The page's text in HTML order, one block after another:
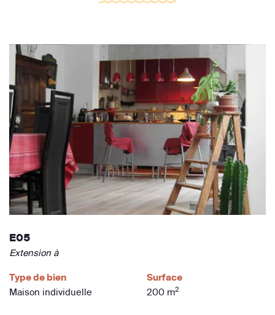
E05
Extension à
Type de bien
Maison individuelle
Surface
200 m2